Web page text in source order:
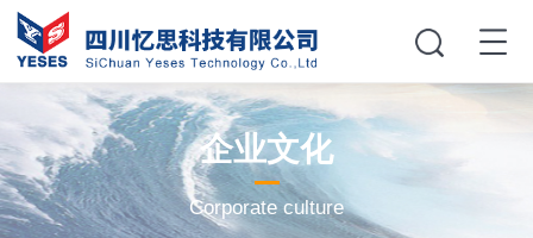
企业文化
Corporate culture